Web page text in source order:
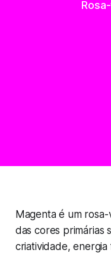
Magenta é um
das cores primárias
criatividade,